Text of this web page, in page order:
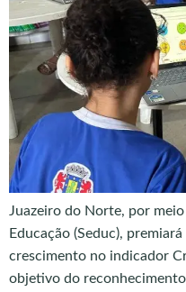
Juazeiro do Norte, por
Educação (Seduc),
crescimento no indicador
objetivo do